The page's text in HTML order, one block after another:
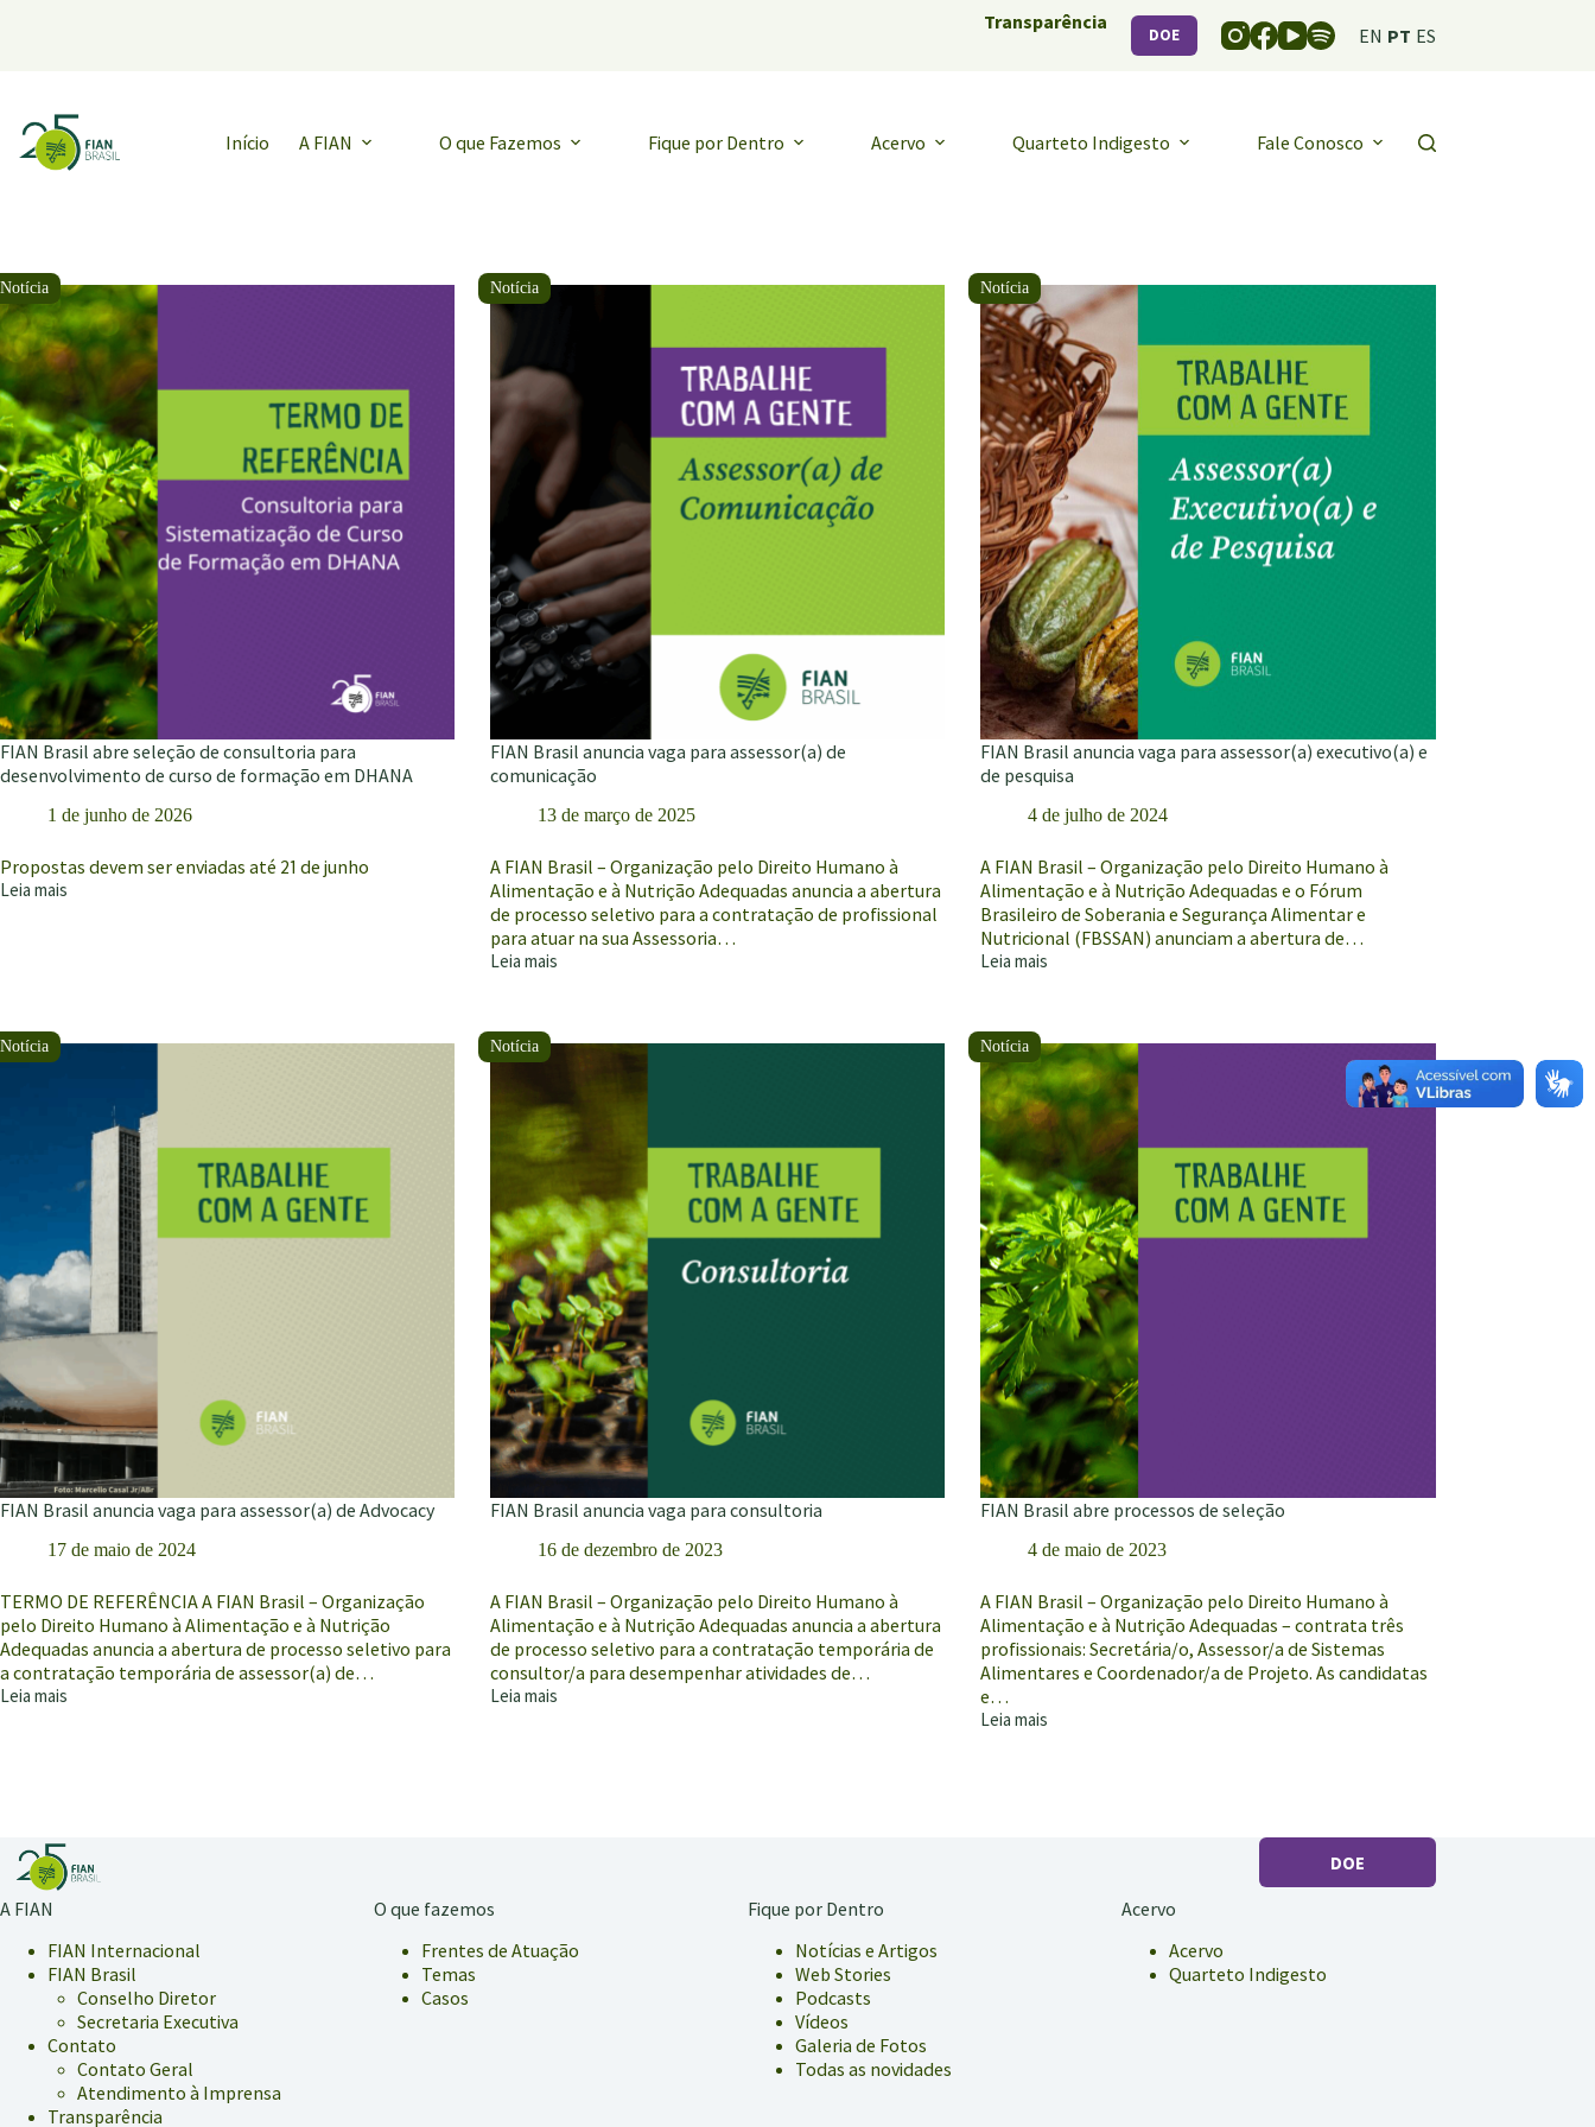
Transparência
DOE EN PT ES
Início A FIAN O que Fazemos Fique por Dentro Acervo Quarteto Indigesto Fale Conosco
FIAN Brasil abre seleção de consultoria para
desenvolvimento de curso de formação em DHANA
1 de junho de 2026
Propostas devem ser enviadas até 21 de junho
Leia mais
FIAN
para
desenvolvimento
FIAN Brasil anuncia vaga para assessor(a) de
comunicação
13 de março de 2025
A FIAN Brasil – Organização pelo Direito Humano à
Alimentação e à Nutrição Adequadas anuncia a abertura
de processo seletivo para a contratação de profissional
para atuar na sua Assessoria…
Leia mais
FIAN
vaga
para
comunicação
FIAN Brasil anuncia vaga para assessor(a) executivo(a) e
de pesquisa
4 de julho de 2024
A FIAN Brasil – Organização pelo Direito Humano à
Alimentação e à Nutrição Adequadas e o Fórum
Brasileiro de Soberania e Segurança Alimentar e
Nutricional (FBSSAN) anunciam a abertura de…
Leia mais
FIAN
vaga
para
assessor(a)
executivo(a)
de
pesquisa
FIAN Brasil anuncia vaga para assessor(a) de Advocacy
17 de maio de 2024
TERMO DE REFERÊNCIA A FIAN Brasil – Organização
pelo Direito Humano à Alimentação e à Nutrição
Adequadas anuncia a abertura de processo seletivo para
a contratação temporária de assessor(a) de…
Leia mais
FIAN
Advocacy
FIAN Brasil anuncia vaga para consultoria
16 de dezembro de 2023
A FIAN Brasil – Organização pelo Direito Humano à
Alimentação e à Nutrição Adequadas anuncia a abertura
de processo seletivo para a contratação temporária de
consultor/a para desempenhar atividades de…
Leia mais
FIAN
FIAN Brasil abre processos de seleção
4 de maio de 2023
A FIAN Brasil – Organização pelo Direito Humano à
Alimentação e à Nutrição Adequadas – contrata três
profissionais: Secretária/o, Assessor/a de Sistemas
Alimentares e Coordenador/a de Projeto. As candidatas
e…
Leia mais
FIAN
DOE
A FIAN
FIAN Internacional
FIAN Brasil
Conselho Diretor
Secretaria Executiva
Contato
Contato Geral
Atendimento à Imprensa
Transparência
O que fazemos
Frentes de Atuação
Temas
Casos
Fique por Dentro
Notícias e Artigos
Web Stories
Podcasts
Vídeos
Galeria de Fotos
Todas as novidades
Acervo
Acervo
Quarteto Indigesto